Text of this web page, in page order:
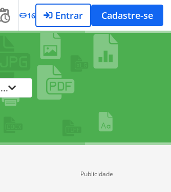
16 Entrar Cadastre-se
...
Publicidade